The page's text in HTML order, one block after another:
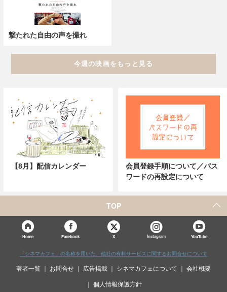
撃たれた自由の声を撮れ
今週の映画をもっと見る
【8月】配信カレンダー
会員登録手順について／パス
ワードの再設定について
TOP
Home Facebook X Instagram YouTube
「シネマカフェ」の名称を用いた、他社の有料サービスに関するお問合せについて
著者一覧 お問合せ 広告掲載 シネマカフェについて 会社概要
個人情報保護方針